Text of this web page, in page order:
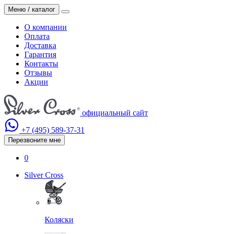
Меню / каталог
О компании
Оплата
Доставка
Гарантия
Контакты
Отзывы
Акции
официальный сайт
+7 (495) 589-37-31
Перезвоните мне
0
Silver Cross
Коляски